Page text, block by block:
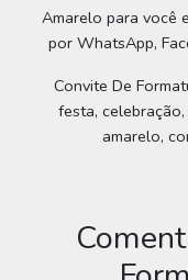
Amarelo para você
por WhatsApp,
Convite De
festa,
amarelo,